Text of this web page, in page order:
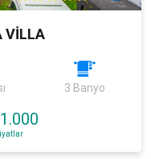
VİLLA
3 Banyo